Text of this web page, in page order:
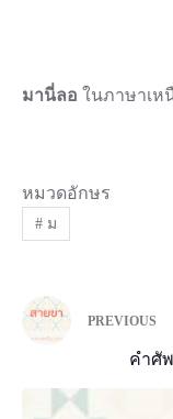
มานี่ลอ ในภาษาเห
หมวดอักษร
#ม
PREVIOUS
คำศั